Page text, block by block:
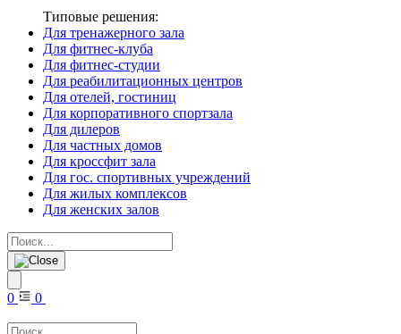
Типовые решения:
Для тренажерного зала
Для фитнес-клуба
Для фитнес-студии
Для реабилитационных центров
Для отелей, гостиниц
Для корпоративного спортзала
Для дилеров
Для частных домов
Для кроссфит зала
Для гос. спортивных учреждений
Для жилых комплексов
Для женских залов
0 0